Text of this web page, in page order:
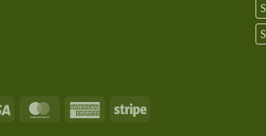
Visa MasterCardAmericanStripe